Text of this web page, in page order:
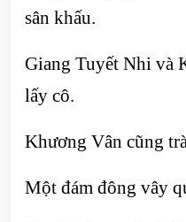
sân khấu.
Giang Tuyết Nhi và
lấy cô.
Khương Vân cũng
Một đám đông vây